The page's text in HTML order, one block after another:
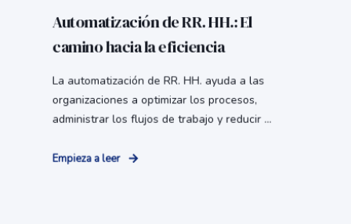
Automatización de RR. HH.: El
camino hacia la eficiencia
La automatización de RR. HH. ayuda a las
organizaciones a optimizar los procesos,
administrar los flujos de trabajo y reducir ...
Empieza a leer